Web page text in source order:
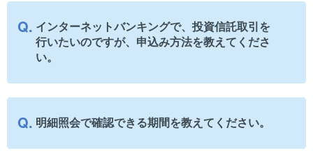
インターネットバンキングで、投資信託取引を
行いたいのですが、申込み方法を教えてくださ
い。
明細照会で確認できる期間を教えてください。